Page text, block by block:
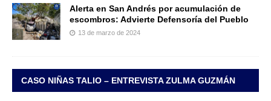
Alerta en San Andrés por acumulación de
escombros: Advierte Defensoría del Pueblo
13 de marzo de 2024
CASO NIÑAS TALIO – ENTREVISTA ZULMA GUZMÁN